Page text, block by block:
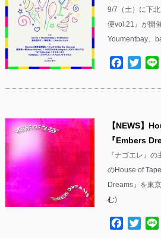
9/7（土）に下
便vol.21』が開
Youmentbay
Facebook
【NEWS】
『Embers
『ナゴエレ』
のHouse of
Dreams』を東
む)
Facebook